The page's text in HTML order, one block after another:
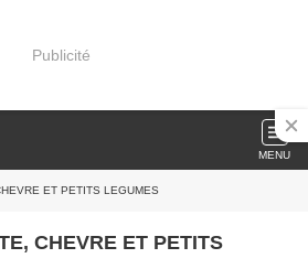
Publicité
MENU
ET PETITS LEGUMES
CHEVRE ET PETITS